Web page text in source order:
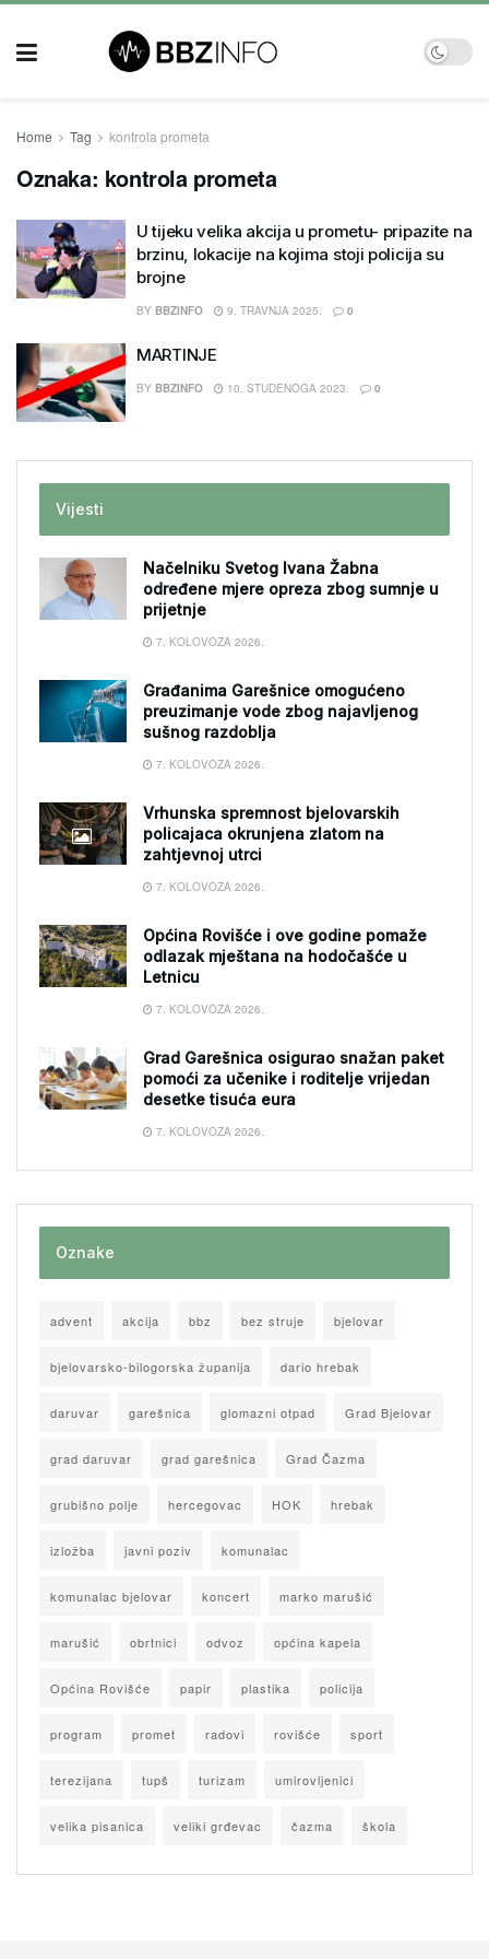
Home Tag kontrola prometa
Oznaka: kontrola prometa
U tijeku velika akcija u prometu- pripazite na
brzinu, lokacije na kojima stoji policija su
brojne
BY BBZINFO 9. TRAVNJA 2025. 0
MARTINJE
BY BBZINFO 10. STUDENOGA 2023. 0
Vijesti
Načelniku Svetog Ivana Žabna
određene mjere opreza zbog sumnje u
prijetnje
7. KOLOVOZA 2026.
Građanima Garešnice omogućeno
preuzimanje vode zbog najavljenog
sušnog razdoblja
7. KOLOVOZA 2026.
Vrhunska spremnost bjelovarskih
policajaca okrunjena zlatom na
zahtjevnoj utrci
7. KOLOVOZA 2026.
Općina Rovišće i ove godine pomaže
odlazak mještana na hodočašće u
Letnicu
7. KOLOVOZA 2026.
Grad Garešnica osigurao snažan paket
pomoći za učenike i roditelje vrijedan
desetke tisuća eura
7. KOLOVOZA 2026.
Oznake
advent akcija bbz bez struje bjelovar
bjelovarsko-bilogorska županija dario hrebak
daruvar garešnica glomazni otpad Grad Bjelovar
grad daruvar grad garešnica Grad Čazma
grubišno polje hercegovac HOK hrebak
izložba javni poziv komunalac
komunalac bjelovar koncert marko marušić
marušić obrtnici odvoz općina kapela
Općina Rovišće papir plastika policija
program promet radovi rovišće sport
terezijana tupš turizam umirovljenici
velika pisanica veliki grđevac čazma škola